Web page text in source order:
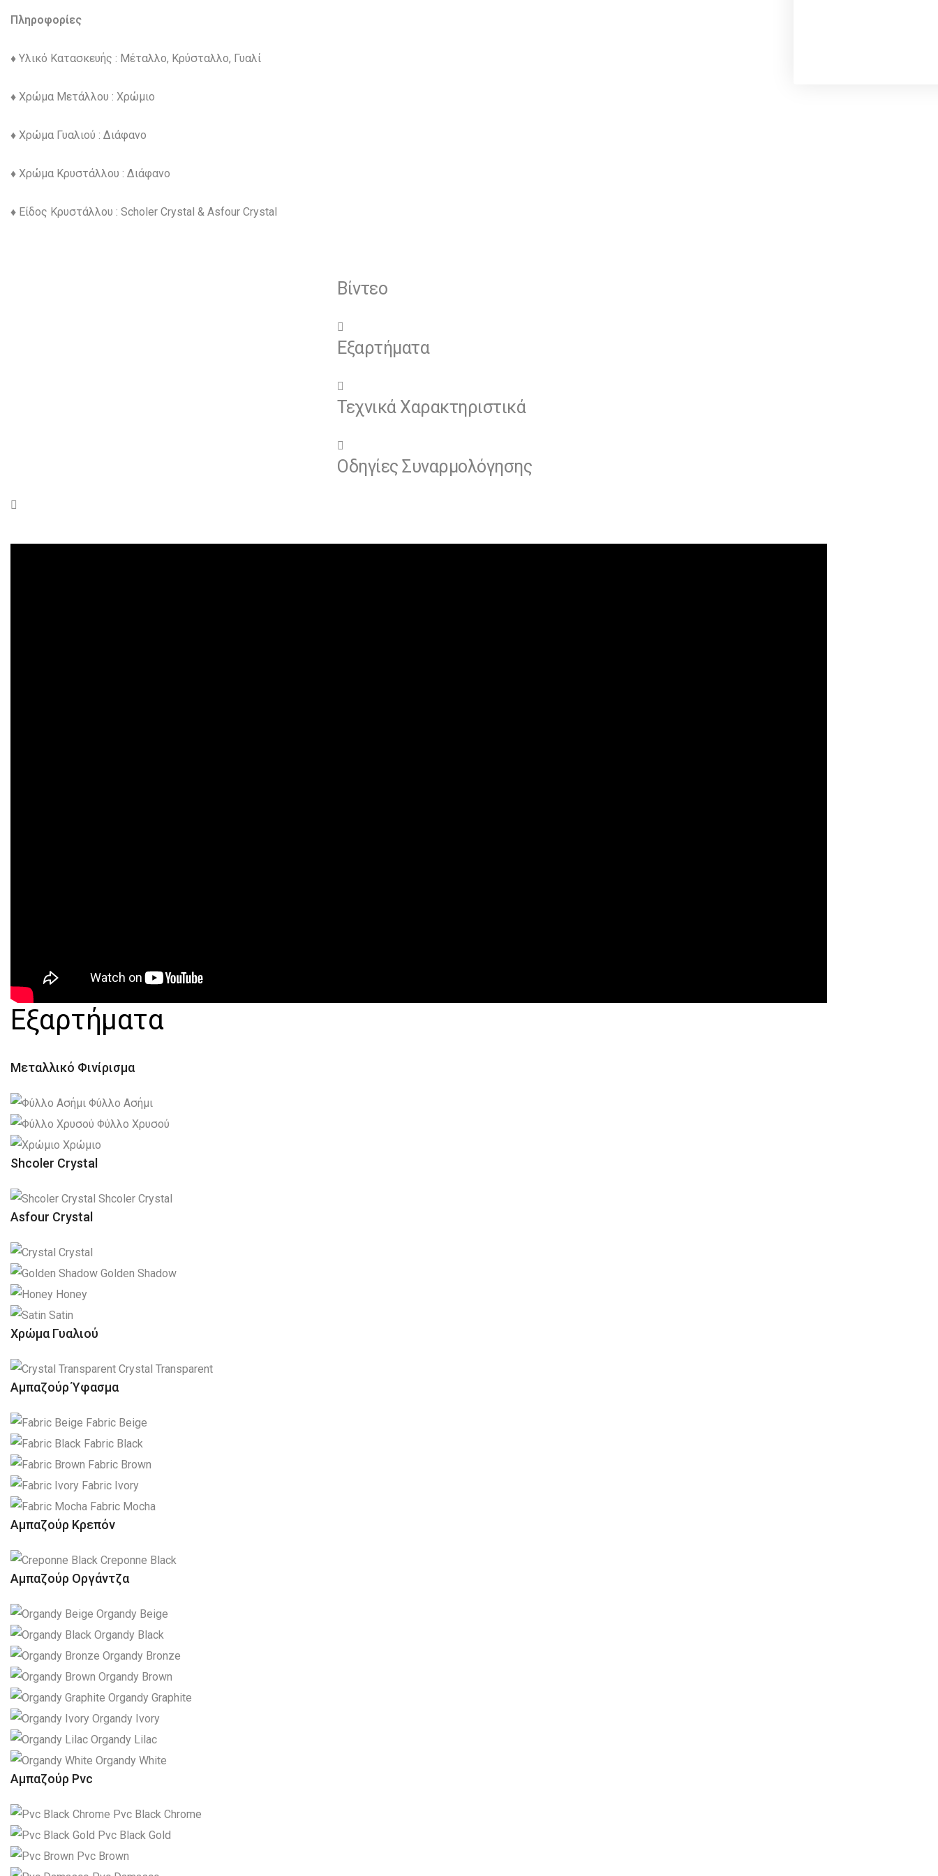
Πληροφορίες
♦ Υλικό Κατασκευής : Μέταλλο, Κρύσταλλο, Γυαλί
♦ Χρώμα Μετάλλου : Χρώμιο
♦ Χρώμα Γυαλιού : Διάφανο
♦ Χρώμα Κρυστάλλου : Διάφανο
♦ Είδος Κρυστάλλου : Scholer Crystal & Asfour Crystal
Βίντεο
Εξαρτήματα
Τεχνικά Χαρακτηριστικά
Οδηγίες Συναρμολόγησης
Εξαρτήματα
Μεταλλικό Φινίρισμα
Φύλλο Ασήμι
Φύλλο Χρυσού
Χρώμιο
Shcoler Crystal
Shcoler Crystal
Asfour Crystal
Crystal
Golden Shadow
Honey
Satin
Χρώμα Γυαλιού
Crystal Transparent
Αμπαζούρ Ύφασμα
Fabric Beige
Fabric Black
Fabric Brown
Fabric Ivory
Fabric Mocha
Αμπαζούρ Κρεπόν
Creponne Black
Αμπαζούρ Οργάντζα
Organdy Beige
Organdy Black
Organdy Bronze
Organdy Brown
Organdy Graphite
Organdy Ivory
Organdy Lilac
Organdy White
Αμπαζούρ Pvc
Pvc Black Chrome
Pvc Black Gold
Pvc Brown